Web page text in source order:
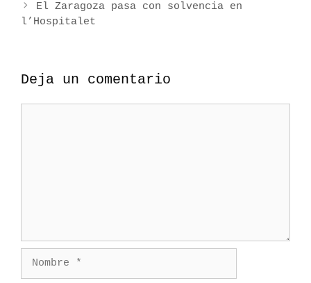
r
í
e
t
v
e
i
a
El Zaragoza pasa con solvencia en
l’Hospitalet
Deja un comentario
i